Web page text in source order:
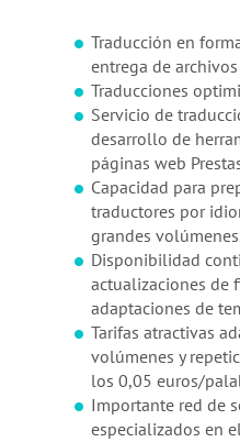
Traducción en
entrega de
Traducciones
Servicio de
desarrollo de
páginas web
Capacidad para
traductores por
grandes
Disponibilidad
actualizaciones de
adaptaciones de
Tarifas atractivas
volúmenes y
los 0,05 euros/
Importante red de
especializados en